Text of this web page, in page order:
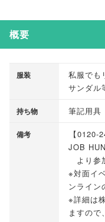
概要
服装
私服で
サンダル
持ち物 筆記用具
備考 【0120-
JOB
より参
※対面イ
ンライン
※詳細は
ますので